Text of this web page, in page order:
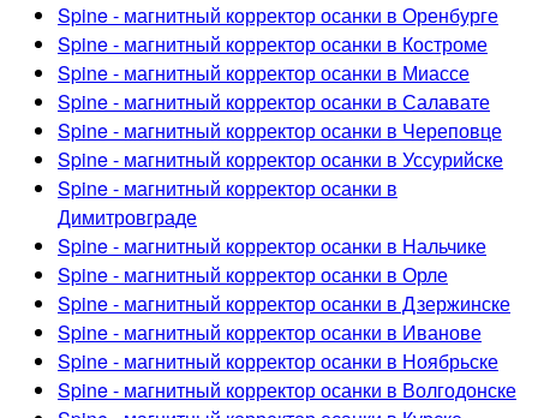
Spine - магнитный корректор осанки в Оренбурге
Spine - магнитный корректор осанки в Костроме
Spine - магнитный корректор осанки в Миассе
Spine - магнитный корректор осанки в Салавате
Spine - магнитный корректор осанки в Череповце
Spine - магнитный корректор осанки в Уссурийске
Spine - магнитный корректор осанки в
Димитровграде
Spine - магнитный корректор осанки в Нальчике
Spine - магнитный корректор осанки в Орле
Spine - магнитный корректор осанки в Дзержинске
Spine - магнитный корректор осанки в Иванове
Spine - магнитный корректор осанки в Ноябрьске
Spine - магнитный корректор осанки в Волгодонске